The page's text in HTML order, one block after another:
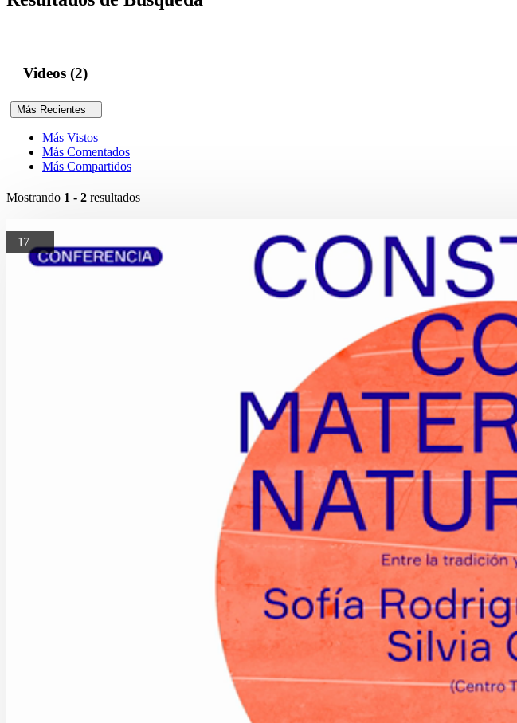
Videos (2)
Más Recientes
Más Vistos
Más Comentados
Más Compartidos
Mostrando 1 - 2 resultados
17